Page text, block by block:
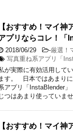
【おすすめ！マイ神
プリならコレ！「
2018/06/29 -厳選！
写真重ね系アプリ「
が実際に有効活用して
ます。 日本ではあまり
アプリ「InstaBlender」
じつはあまり使っていま
【おすすめ！マイ神